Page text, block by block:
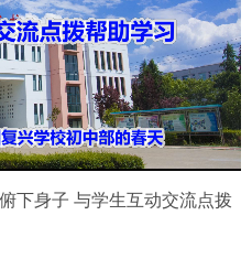
下身子 与学生互动交流点拨